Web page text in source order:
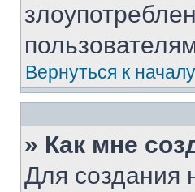
Вернуться к началу
» Как мне
Для создания